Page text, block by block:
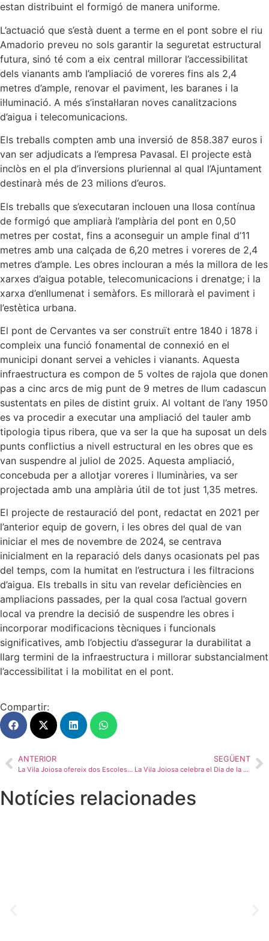
estan distribuint el formigó de manera uniforme.
L’actuació que s’està duent a terme en el pont sobre el riu
Amadorio preveu no sols garantir la seguretat estructural
futura, sinó té com a eix central millorar l’accessibilitat
dels vianants amb l’ampliació de voreres fins als 2,4
metres d’ample, renovar el paviment, les baranes i la
il·luminació. A més s’instal·laran noves canalitzacions
d’aigua i telecomunicacions.
Els treballs compten amb una inversió de 858.387 euros i
van ser adjudicats a l’empresa Pavasal. El projecte està
inclòs en el pla d’inversions pluriennal al qual l’Ajuntament
destinarà més de 23 milions d’euros.
Els treballs que s’executaran inclouen una llosa contínua
de formigó que ampliarà l’amplària del pont en 0,50
metres per costat, fins a aconseguir un ample final d’11
metres amb una calçada de 6,20 metres i voreres de 2,4
metres d’ample. Les obres inclouran a més la millora de les
xarxes d’aigua potable, telecomunicacions i drenatge; i la
xarxa d’enllumenat i semàfors. Es millorarà el paviment i
l’estètica urbana.
El pont de Cervantes va ser construït entre 1840 i 1878 i
compleix una funció fonamental de connexió en el
municipi donant servei a vehicles i vianants. Aquesta
infraestructura es compon de 5 voltes de rajola que donen
pas a cinc arcs de mig punt de 9 metres de llum cadascun
sustentats en piles de distint gruix. Al voltant de l’any 1950
es va procedir a executar una ampliació del tauler amb
tipologia tipus ribera, que va ser la que ha suposat un dels
punts conflictius a nivell estructural en les obres que es
van suspendre al juliol de 2025. Aquesta ampliació,
concebuda per a allotjar voreres i lluminàries, va ser
projectada amb una amplària útil de tot just 1,35 metres.
El projecte de restauració del pont, redactat en 2021 per
l’anterior equip de govern, i les obres del qual de van
iniciar el mes de novembre de 2024, se centrava
inicialment en la reparació dels danys ocasionats pel pas
del temps, com la humitat en l’estructura i les filtracions
d’aigua. Els treballs in situ van revelar deficiències en
ampliacions passades, per la qual cosa l’actual govern
local va prendre la decisió de suspendre les obres i
incorporar modificacions tècniques i funcionals
significatives, amb l’objectiu d’assegurar la durabilitat a
llarg termini de la infraestructura i millorar substancialment
l’accessibilitat i la mobilitat en el pont.
Compartir:
ANTERIOR
La Vila Joiosa ofereix dos Escoles d’Estiu perquè les famílies concilien la vida laboral i familiar durant les vacances escolars d’estiu
SEGÜENT
La Vila Joiosa celebra el Dia de la Salut amb un ampli calendari d’activitats durant el mes d’abril
Notícies relacionades